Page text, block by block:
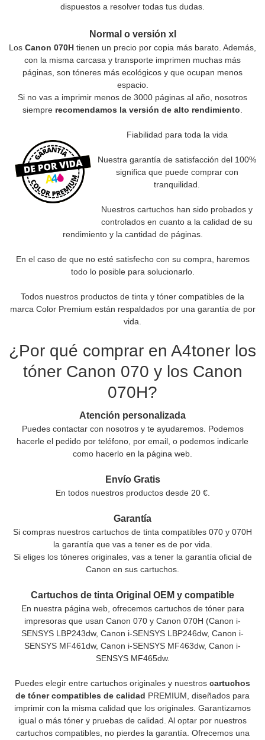
dispuestos a resolver todas tus dudas.
Normal o versión xl
Los Canon 070H tienen un precio por copia más barato. Además,
con la misma carcasa y transporte imprimen muchas más
páginas, son tóneres más ecológicos y que ocupan menos
espacio.
Si no vas a imprimir menos de 3000 páginas al año, nosotros
siempre recomendamos la versión de alto rendimiento.
Fiabilidad para toda la vida
Nuestra garantía de satisfacción del 100%
significa que puede comprar con
tranquilidad.
Nuestros cartuchos han sido probados y
controlados en cuanto a la calidad de su
rendimiento y la cantidad de páginas.
En el caso de que no esté satisfecho con su compra, haremos
todo lo posible para solucionarlo.
Todos nuestros productos de tinta y tóner compatibles de la
marca Color Premium están respaldados por una garantía de por
vida.
¿Por qué comprar en A4toner los
tóner Canon 070 y los Canon
070H?
Atención personalizada
Puedes contactar con nosotros y te ayudaremos. Podemos
hacerle el pedido por teléfono, por email, o podemos indicarle
como hacerlo en la página web.
Envío Gratis
En todos nuestros productos desde 20 €.
Garantía
Si compras nuestros cartuchos de tinta compatibles 070 y 070H
la garantía que vas a tener es de por vida.
Si eliges los tóneres originales, vas a tener la garantía oficial de
Canon en sus cartuchos.
Cartuchos de tinta Original OEM y compatible
En nuestra página web, ofrecemos cartuchos de tóner para
impresoras que usan Canon 070 y Canon 070H (Canon i-
SENSYS LBP243dw, Canon i-SENSYS LBP246dw, Canon i-
SENSYS MF461dw, Canon i-SENSYS MF463dw, Canon i-
SENSYS MF465dw.
Puedes elegir entre cartuchos originales y nuestros cartuchos
de tóner compatibles de calidad PREMIUM, diseñados para
imprimir con la misma calidad que los originales. Garantizamos
igual o más tóner y pruebas de calidad. Al optar por nuestros
cartuchos compatibles, no pierdes la garantía. Ofrecemos una